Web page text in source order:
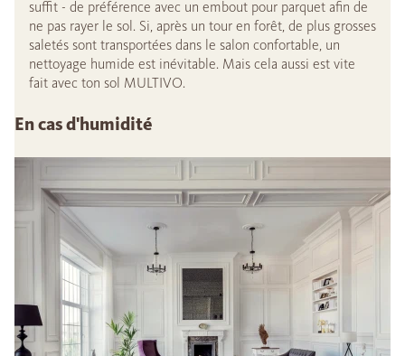
suffit - de préférence avec un embout pour parquet afin de
ne pas rayer le sol. Si, après un tour en forêt, de plus grosses
saletés sont transportées dans le salon confortable, un
nettoyage humide est inévitable. Mais cela aussi est vite
fait avec ton sol MULTIVO.
En cas d'humidité